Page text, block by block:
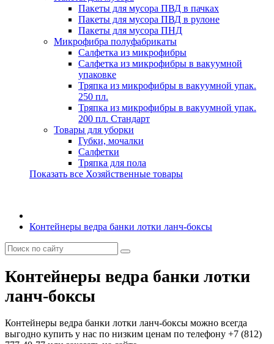
Пакеты для мусора ПВД в пачках
Пакеты для мусора ПВД в рулоне
Пакеты для мусора ПНД
Микрофибра полуфабрикаты
Салфетка из микрофибры
Салфетка из микрофибры в вакуумной
упаковке
Тряпка из микрофибры в вакуумной упак.
250 пл.
Тряпка из микрофибры в вакуумной упак.
200 пл. Стандарт
Товары для уборки
Губки, мочалки
Салфетки
Тряпка для пола
Показать все Хозяйственные товары
Контейнеры ведра банки лотки ланч-боксы
Контейнеры ведра банки лотки
ланч-боксы
Контейнеры ведра банки лотки ланч-боксы можно всегда
выгодно купить у нас по низким ценам по телефону +7 (812)